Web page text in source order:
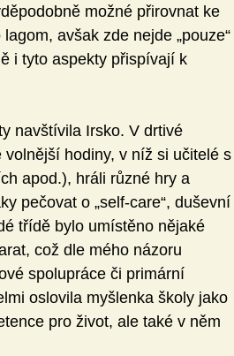
možné přirovnat ke
avšak zde nejde „pouze“
i tyto aspekty přispívají k
navštívila Irsko. V drtivé
hodiny, v níž si učitelé s
apod.), hráli různé hry a
pečovat o „self-care“, duševní
třídě bylo umístěno nějaké
což dle mého názoru
spolupráce či primární
oslovila myšlenka školy jako
pro život, ale také v něm